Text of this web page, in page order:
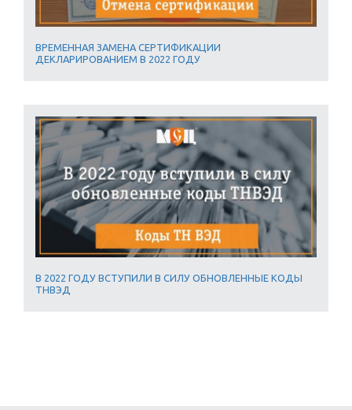
ВРЕМЕННАЯ ЗАМЕНА СЕРТИФИКАЦИИ
ДЕКЛАРИРОВАНИЕМ В 2022 ГОДУ
В 2022 ГОДУ ВСТУПИЛИ В СИЛУ ОБНОВЛЕННЫЕ КОДЫ
ТНВЭД